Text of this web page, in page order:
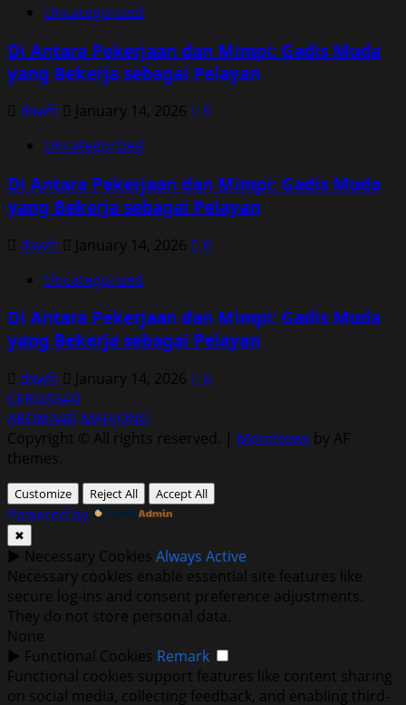
Uncategorized
Di Antara Pekerjaan dan Mimpi: Gadis Muda
yang Bekerja sebagai Pelayan
dxwfc January 14, 2026
0
Uncategorized
Di Antara Pekerjaan dan Mimpi: Gadis Muda
yang Bekerja sebagai Pelayan
dxwfc January 14, 2026
0
Uncategorized
Di Antara Pekerjaan dan Mimpi: Gadis Muda
yang Bekerja sebagai Pelayan
dxwfc January 14, 2026
0
CERDAS4D
AROMA4D MAHJONG
Copyright © All rights reserved. | MoreNews by AF
themes.
Customize Reject All Accept All
Powered by
✖
► Necessary Cookies Always Active
Necessary cookies enable essential site features like
secure log-ins and consent preference adjustments.
They do not store personal data.
None
► Functional Cookies Remark
Functional cookies support features like content sharing
on social media, collecting feedback, and enabling third-